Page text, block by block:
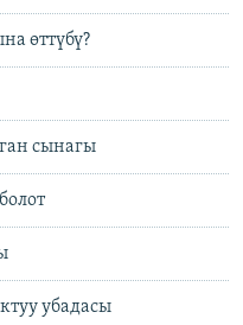
өттүбү?
сынагы
убадасы